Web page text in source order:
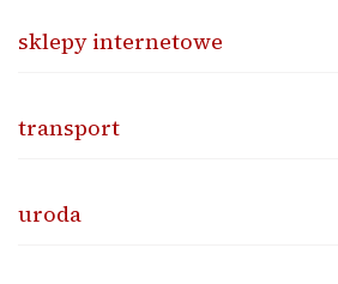
sklepy internetowe
transport
uroda